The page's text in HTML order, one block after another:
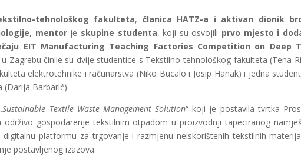
tehnološkog fakulteta, članica HATZ-a i aktivan dionik
, mentor je skupine studenta, koji su osvojili prvo mjesto i
EIT Manufacturing Teaching Factories Competition on Deep
Zagrebu činile su dvije studentice s Tekstilno-tehnološkog fakulteta (Tena
elektrotehnike i računarstva (Niko Bucalo i Josip Hanak) i jedna
Barbarić).
Sustainable Textile Waste Management Solution“ koji je postavila tvrtka
održivo gospodarenje tekstilnim otpadom u proizvodnji tapeciranog
platformu za trgovanje i razmjenu neiskorištenih tekstilnih
postavljenog izazova.